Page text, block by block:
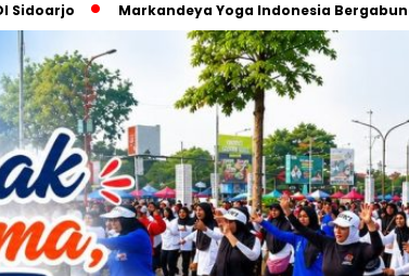
Markandeya Yoga Indonesia Bergabung sebagai